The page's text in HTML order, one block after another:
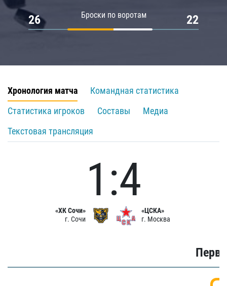
Броски по воротам
26 22
Хронология матча
Командная статистика
Статистика игроков
Составы
Медиа
Текстовая трансляция
«ХК Сочи»
г. Сочи
1:4
«ЦСКА»
г. Москва